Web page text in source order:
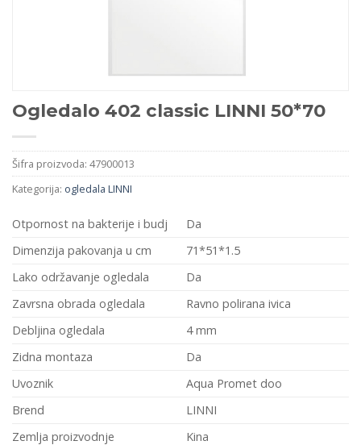
Ogledalo 402 classic LINNI 50*70
Šifra proizvoda: 47900013
Kategorija: ogledala LINNI
Otpornost na bakterije i budj
Da
Dimenzija pakovanja u cm
71*51*1.5
Lako održavanje ogledala
Da
Zavrsna obrada ogledala
Ravno polirana ivica
Debljina ogledala
4 mm
Zidna montaza
Da
Uvoznik
Aqua Promet doo
Brend
LINNI
Zemlja proizvodnje
Kina